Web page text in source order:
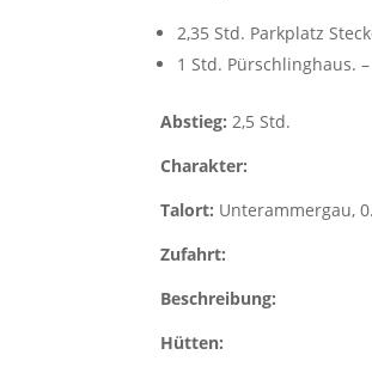
2,35 Std. Parkplatz
1 Std. Pürschlinghaus.
Abstieg:2,5 Std.
Charakter:
Talort: Unterammergau,
Zufahrt:
Beschreibung:
Hütten: